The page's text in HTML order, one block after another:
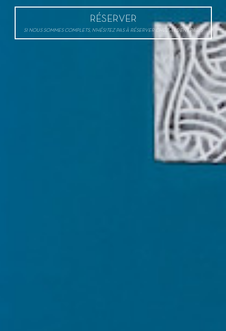
RÉSERVER
SI NOUS SOMMES COMPLETS, N'HÉSITEZ PAS À RÉSERVER CHEZ ARDENT PARIS